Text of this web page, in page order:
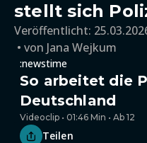
stellt sich
Veröffentlicht:
von Jana Wejkum
:newstime
So arbeitet die
Deutschland
Videoclip • 01:46 Min • Ab 12
Teilen